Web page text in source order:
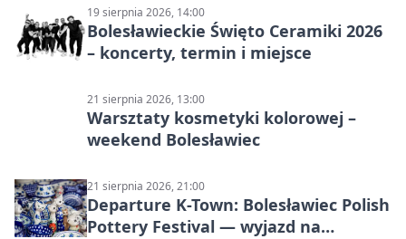
19 sierpnia 2026, 14:00
Bolesławieckie Święto Ceramiki 2026
– koncerty, termin i miejsce
21 sierpnia 2026, 13:00
Warsztaty kosmetyki kolorowej –
weekend Bolesławiec
21 sierpnia 2026, 21:00
Departure K-Town: Bolesławiec Polish
Pottery Festival — wyjazd na